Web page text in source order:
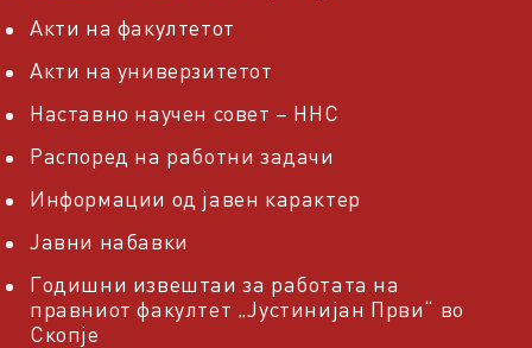
Акти на факултетот
Акти на универзитетот
Наставно научен совет – ННС
Распоред на работни задачи
Информации од јавен карактер
Јавни набавки
Годишни извештаи за работата на
правниот факултет „Јустинијан Први“ во
Скопје